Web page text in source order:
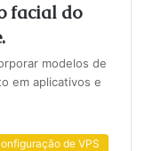
facial do
modelos de
em aplicativos e
de VPS